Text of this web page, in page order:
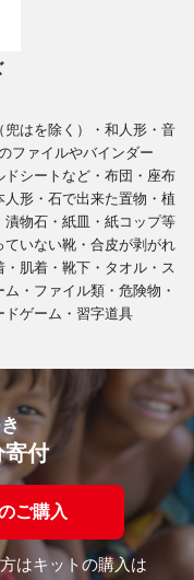
はを除く）・和人形・音
ファイルやバインダー
シートなど・布団・座布
形・石で出来た置物・植
物石・紙皿・紙コップ等
いない靴・合皮が剥がれ
肌着・靴下・タオル・ス
・ファイル類・危険物・
ドゲーム・習字道具
寄付
ご購入
はキットの購入は